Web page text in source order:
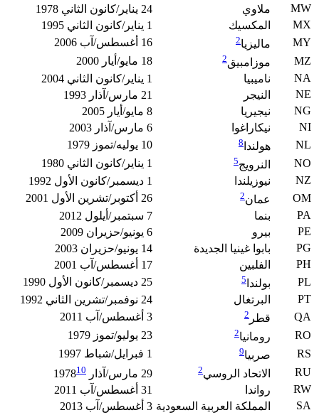
MW
ملاوي
24 يناير/كانون الثاني 1978
MX
المكسيك
1 يناير/كانون الثاني 1995
MY
ماليزيا2
16 أغسطس/آب 2006
MZ
موزامبيق2
18 مايو/أيار 2000
NA
ناميبيا
1 يناير/كانون الثاني 2004
NE
النيجر
21 مارس/آذار 1993
NG
نيجيريا
8 مايو/أيار 2005
NI
نيكاراغوا
6 مارس/آذار 2003
NL
هولندا 8
10 يوليه/تموز 1979
NO
النرويج5
1 يناير/كانون الثاني 1980
NZ
نيوزيلندا
1 ديسمبر/كانون الأول 1992
OM
عمان2
26 أكتوبر/تشرين الأول 2001
PA
بنما
7 سبتمبر/أيلول 2012
PE
بيرو
6 يونيو/حزيران 2009
PG
بابوا غينيا الجديدة
14 يونيو/حزيران 2003
PH
الفلبين
17 أغسطس/آب 2001
PL
بولندا 5
25 ديسمبر/كانون الأول 1990
PT
البرتغال
24 نوفمبر/تشرين الثاني 1992
QA
قطر 2
3 أغسطس/آب 2011
RO
رومانيا2
23 يوليو/تموز 1979
RS
صربيا9
1 فبرايل/شباط 1997
RU
الاتحاد الروسي2 29 مارس/آذار 1978 10
RW رواندا
31 أغسطس/آب 2011
SA
المملكة العربية السعودية 3 أغسطس/آب 2013